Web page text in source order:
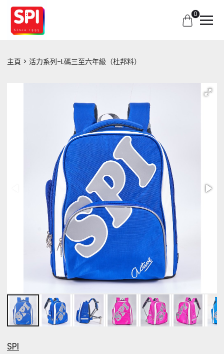
0
主頁 活力系列-L碼三至六年級（杜邦料）
SPI